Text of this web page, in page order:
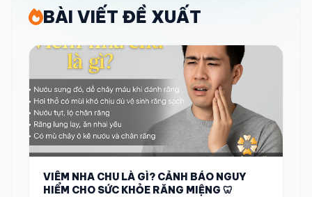
BÀI VIẾT ĐỀ XUẤT
VIÊM NHA CHU LÀ GÌ? CẢNH BÁO NGUY
HIỂM CHO SỨC KHỎE RĂNG MIỆNG 🦷